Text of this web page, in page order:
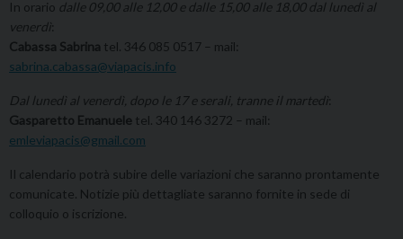
In orario dalle 09,00 alle 12,00 e dalle 15,00 alle 18,00 dal lunedì al
venerdì:
Cabassa Sabrina tel. 346 085 0517 – mail:
sabrina.cabassa@viapacis.info
Dal lunedì al venerdì, dopo le 17 e serali, tranne il martedì:
Gasparetto Emanuele tel. 340 146 3272 – mail:
emleviapacis@gmail.com
Il calendario potrà subire delle variazioni che saranno prontamente
comunicate. Notizie più dettagliate saranno fornite in sede di
colloquio o iscrizione.